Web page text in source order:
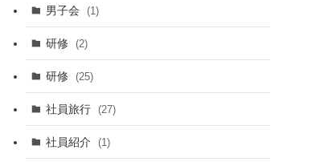
男子会 (1)
研修 (2)
研修 (25)
社員旅行 (27)
社員紹介 (1)